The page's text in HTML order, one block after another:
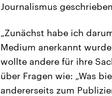
Journalismus
„Zunächst habe ich
Medium anerkannt
wollte andere für ihre
über Fragen wie: „Was
andererseits zum